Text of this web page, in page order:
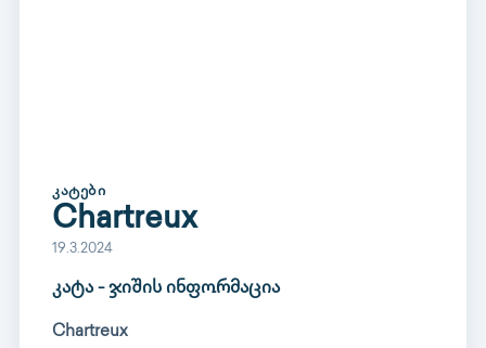
ᲙᲐᲢᲔᲑᲘ
Chartreux
19.3.2024
კატა - ჯიშის ინფორმაცია
Chartreux